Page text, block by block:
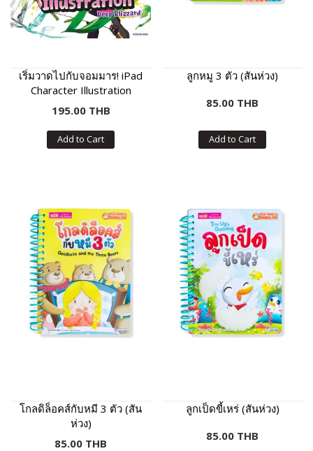
เริ่มวาดไปกับจอมมาร! iPad
Character Illustration
เทคนิควาดง่ายวาดเร็วด้วย
195.00 THB
Add to Cart
ลูกหมู 3 ตัว (สันห่วง)
85.00 THB
Add to Cart
โกลดิล็อคส์กับหมี 3 ตัว (สัน
ห่วง)
85.00 THB
ลูกเป็ดขี้เหร่ (สันห่วง)
85.00 THB